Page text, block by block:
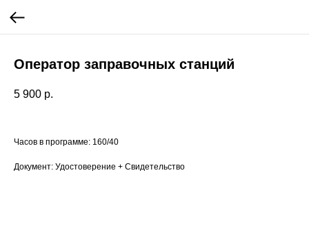
Оператор заправочных станций
5 900 р.
Часов в программе: 160/40
Документ: Удостоверение + Свидетельство